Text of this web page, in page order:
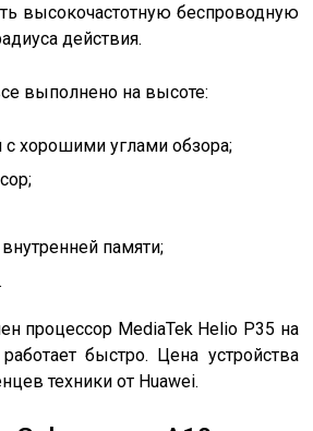
высокочастотную беспроводную
действия.
выполнено на высоте:
хорошими углами обзора;
памяти;
процессор MediaTek Helio P35 на
быстро. Цена устройства
техники от Huawei.